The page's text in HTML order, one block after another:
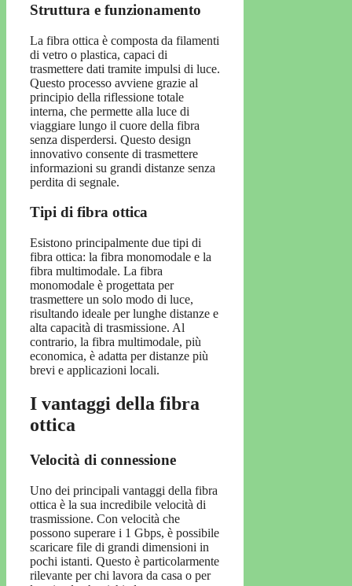
Struttura e funzionamento
La fibra ottica è composta da filamenti
di vetro o plastica, capaci di
trasmettere dati tramite impulsi di luce.
Questo processo avviene grazie al
principio della riflessione totale
interna, che permette alla luce di
viaggiare lungo il cuore della fibra
senza disperdersi. Questo design
innovativo consente di trasmettere
informazioni su grandi distanze senza
perdita di segnale.
Tipi di fibra ottica
Esistono principalmente due tipi di
fibra ottica: la fibra monomodale e la
fibra multimodale. La fibra
monomodale è progettata per
trasmettere un solo modo di luce,
risultando ideale per lunghe distanze e
alta capacità di trasmissione. Al
contrario, la fibra multimodale, più
economica, è adatta per distanze più
brevi e applicazioni locali.
I vantaggi della fibra
ottica
Velocità di connessione
Uno dei principali vantaggi della fibra
ottica è la sua incredibile velocità di
trasmissione. Con velocità che
possono superare i 1 Gbps, è possibile
scaricare file di grandi dimensioni in
pochi istanti. Questo è particolarmente
rilevante per chi lavora da casa o per